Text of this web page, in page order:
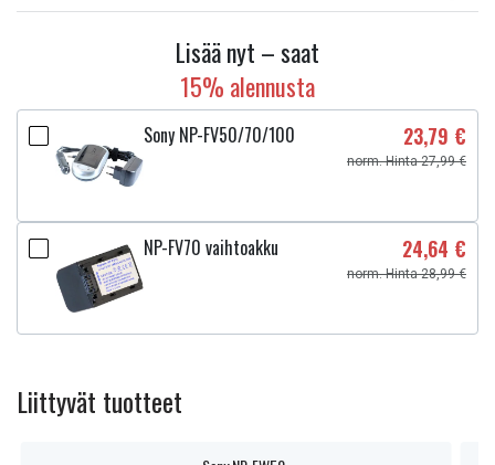
Lisää nyt – saat
15% alennusta
Sony NP-FV50/70/100 23,79 €
norm. Hinta 27,99 €
NP-FV70 vaihtoakku 24,64 €
norm. Hinta 28,99 €
Liittyvät tuotteet